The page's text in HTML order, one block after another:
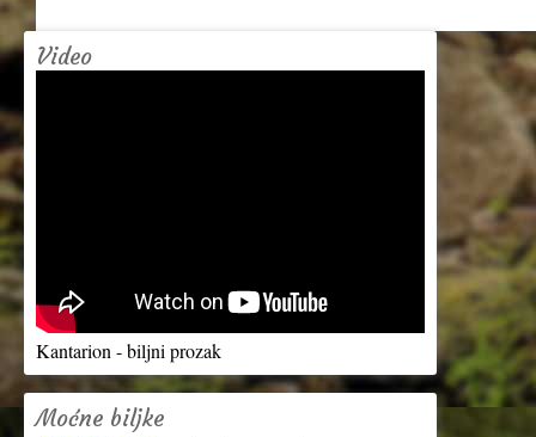
Video
Kantarion - biljni prozak
Moćne biljke